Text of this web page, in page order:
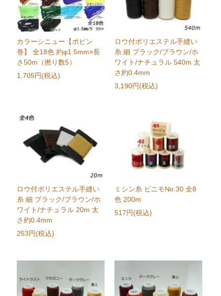
カラーシニュー【ボビン
巻】 全18色 約φ1.5mm×長
さ50m（撚り数5）
1,705円(税込)
ロウ付ポリエステル手縫い
糸 細 ブラック/ブラウン/ホ
ワイト/ナチュラル 540m 太
さ約0.4mm
3,190円(税込)
ロウ付ポリエステル手縫い
糸 細 ブラック/ブラウン/ホ
ワイト/ナチュラル 20m 太
さ約0.4mm
253円(税込)
ミシン糸 ビニモNo.30 全8
色 200m
517円(税込)